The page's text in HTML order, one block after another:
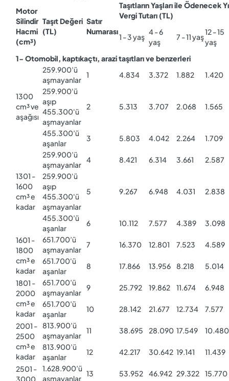
Motor
Silindir
Hacmi
(cm³)
Taşıt Değeri
(TL)
Satır
Numarası
Taşıtların Yaşları ile Ödenecek
Vergi Tutarı (TL)
1 - 3 yaş
4 - 6
yaş
7 - 11 yaş
12 - 15
yaş
1- Otomobil, kaptıkaçtı, arazi taşıtları ve benzerleri
1300
cm³ ve
aşağısı
259.900’ü
aşmayanlar
1 4.834 3.372 1.882
1.420
259.900'ü
aşıp
455.300'ü
aşmayanlar
2 5.313 3.707 2.068 1.565
455.300’ü
aşanlar
3 5.803 4.042 2.264 1.709
1301 -
1600
cm³ e
kadar
259.900’ü
aşmayanlar
4 8.421 6.314 3.661
2.587
259.900'ü
aşıp
455.300'ü
aşmayanlar
5 9.267 6.948 4.031 2.838
455.300’ü
aşanlar
6 10.112 7.577 4.389
3.098
1601 -
1800
cm³ e
kadar
651.700’ü
aşmayanlar
7 16.370 12.801 7.523
4.589
651.700'ü
aşanlar
8 17.866 13.956 8.218
5.014
1801 -
2000
cm³ e
kadar
651.700’ü
aşmayanlar
9 25.792 19.862 11.674
6.948
651.700’ü
aşanlar
10 28.142 21.677 12.734
7.577
2001 -
2500
cm³ e
kadar
813.900’ü
aşmayanlar
11 38.695 28.090 17.549
10.480
813.900’ü
aşanlar
12 42.217 30.642 19.141
11.439
2501 -
1.628.900’ü
aşmayanlar
13 53.952 46.942 29.322
15.770